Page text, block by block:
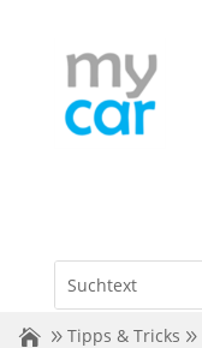
Tipps & Tricks